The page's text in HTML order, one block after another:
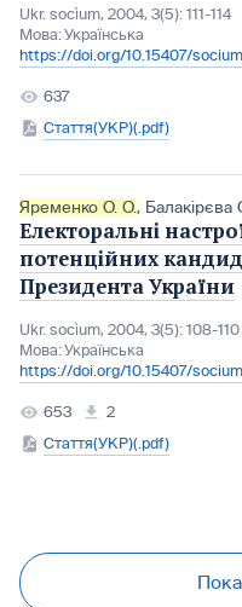
Ukr. socìum, 2004, 3(5): 111-114
Мова:Українська
https://doi.org/10.15407/
637
Стаття(УКР)(.pdf)
Яременко О. О., Балакірєва
Електоральні
потенційних
Президента України
Ukr. socìum, 2004, 3(5): 108-110
Мова:Українська
https://doi.org/10.15407/
653
2
Стаття(УКР)(.pdf)